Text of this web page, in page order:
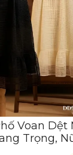
Voan Dệt
Trọng,